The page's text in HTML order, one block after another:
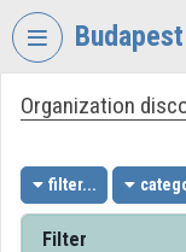
Skip header
VIDEO
BUDAPEST
FŐVÁROS
LEVÉLTÁRA
Organization
filter...
Filter